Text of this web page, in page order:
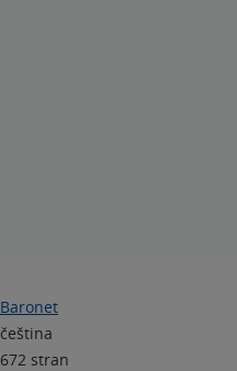
Baronet
čeština
672 stran